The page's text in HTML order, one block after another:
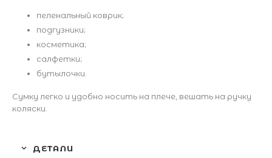
пеленальный коврик;
подгузники;
косметика;
салфетки;
бутылочки.
Сумку легко и удобно носить на плече, вешать на ручку
коляски.
ДЕТАЛИ